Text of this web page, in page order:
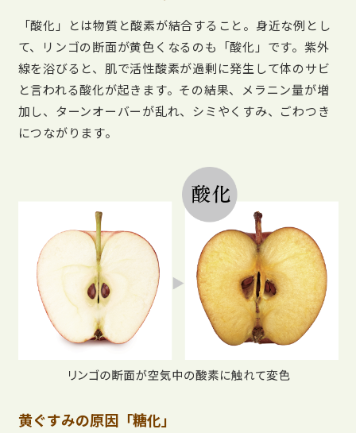
「酸化」とは物質と酸素が結合すること。身近な例とし
て、リンゴの断面が黄色くなるのも「酸化」です。紫外
線を浴びると、肌で活性酸素が過剰に発生して体のサビ
と言われる酸化が起きます。その結果、メラニン量が増
加し、ターンオーバーが乱れ、シミやくすみ、ごわつき
につながります。
黄ぐすみの原因「糖化」